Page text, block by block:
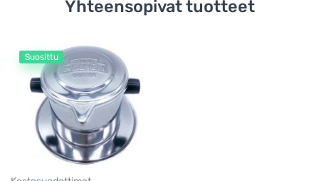
Yhteensopivat tuotteet
Suosittu